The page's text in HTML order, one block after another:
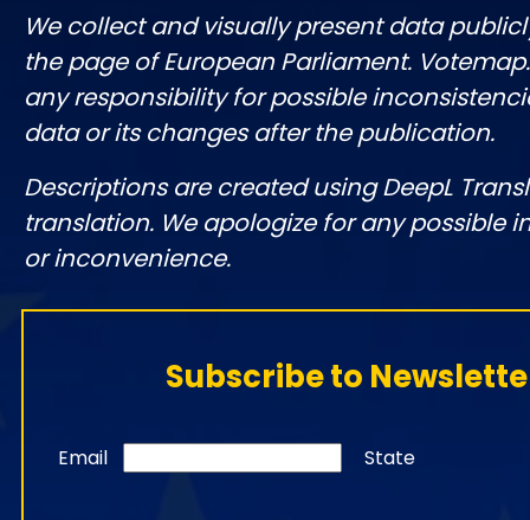
We collect and visually present data
the page of European Parliament.
any responsibility for possible
data or its changes after the publication.
Descriptions are created using DeepL
translation. We apologize for any possible
or inconvenience.
Subscribe to
Email State